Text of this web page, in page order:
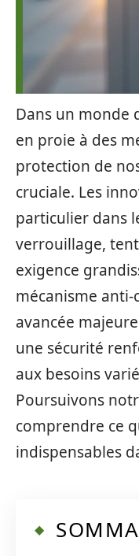
Dans un monde
en proie à des
protection de
cruciale. Les
particulier dans
verrouillage,
exigence
mécanisme
avancée
une sécurité
aux besoins
Poursuivons
comprendre ce
indispensables